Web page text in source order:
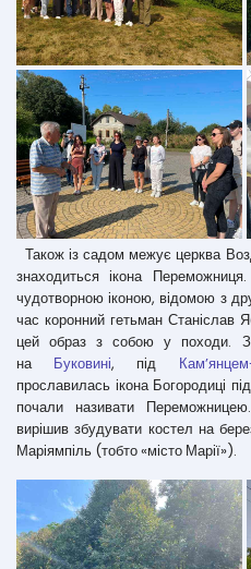
Також із садом межує церква
знаходиться ікона
чудотворною іконою, відомою з
час коронний гетьман Станіслав
цей образ з собою у походи.
на Буковині, під
прославилась ікона Богородиці під
почали називати
вирішив збудувати костел на
Маріямпіль (тобто «місто Марії»).